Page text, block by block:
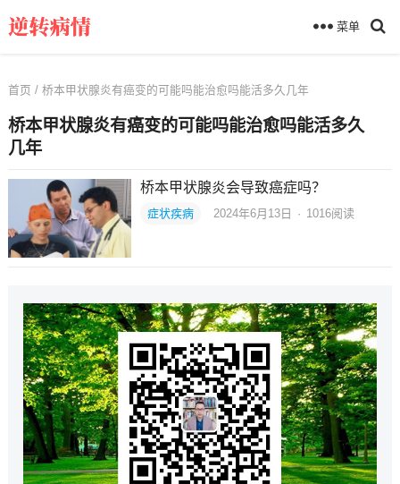
菜单
首页 / 桥本甲状腺炎有癌变的可能吗能治愈吗能活多久几年
桥本甲状腺炎有癌变的可能吗能治愈吗能活多久
几年
桥本甲状腺炎会导致癌症吗？
症状疾病 2024年6月13日 · 1016阅读